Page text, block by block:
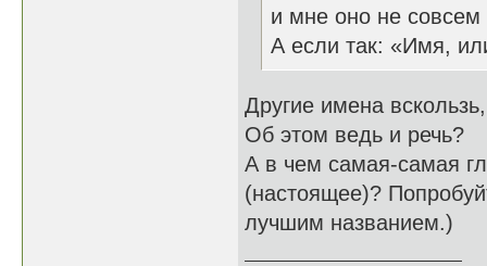
и мне оно не
А если так: «Имя,
Другие имена
Об этом ведь и речь?
А в чем самая-самая
(настоящее)?
лучшим названием.)